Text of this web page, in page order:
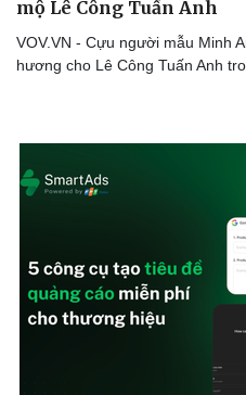
mộ Lê Công Tuấn Anh
VOV.VN - Cựu người mẫu Minh
hương cho Lê Công Tuấn Anh